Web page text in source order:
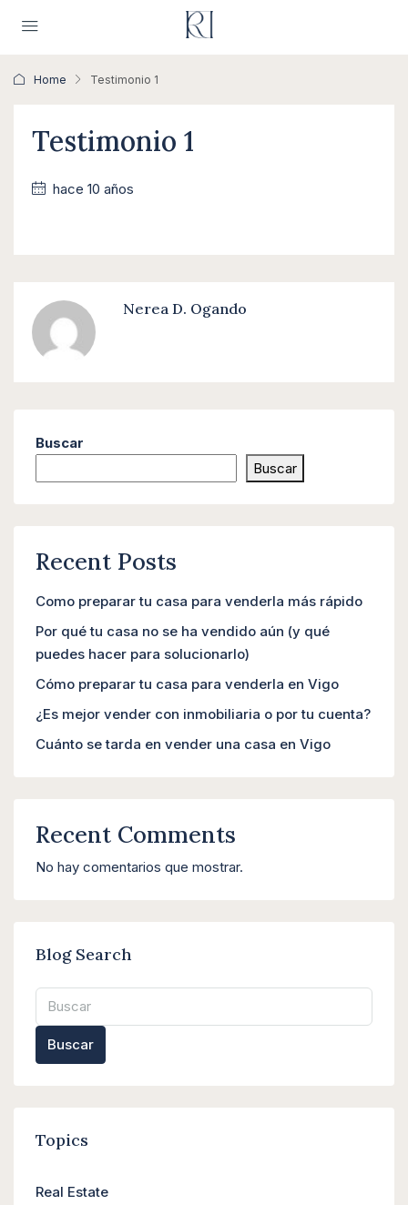
Home Testimonio 1
Testimonio 1
hace 10 años
Nerea D. Ogando
Buscar
Buscar
Recent Posts
Como preparar tu casa para venderla más rápido
Por qué tu casa no se ha vendido aún (y qué
puedes hacer para solucionarlo)
Cómo preparar tu casa para venderla en Vigo
¿Es mejor vender con inmobiliaria o por tu cuenta?
Cuánto se tarda en vender una casa en Vigo
Recent Comments
No hay comentarios que mostrar.
Blog Search
Buscar
Topics
Real Estate